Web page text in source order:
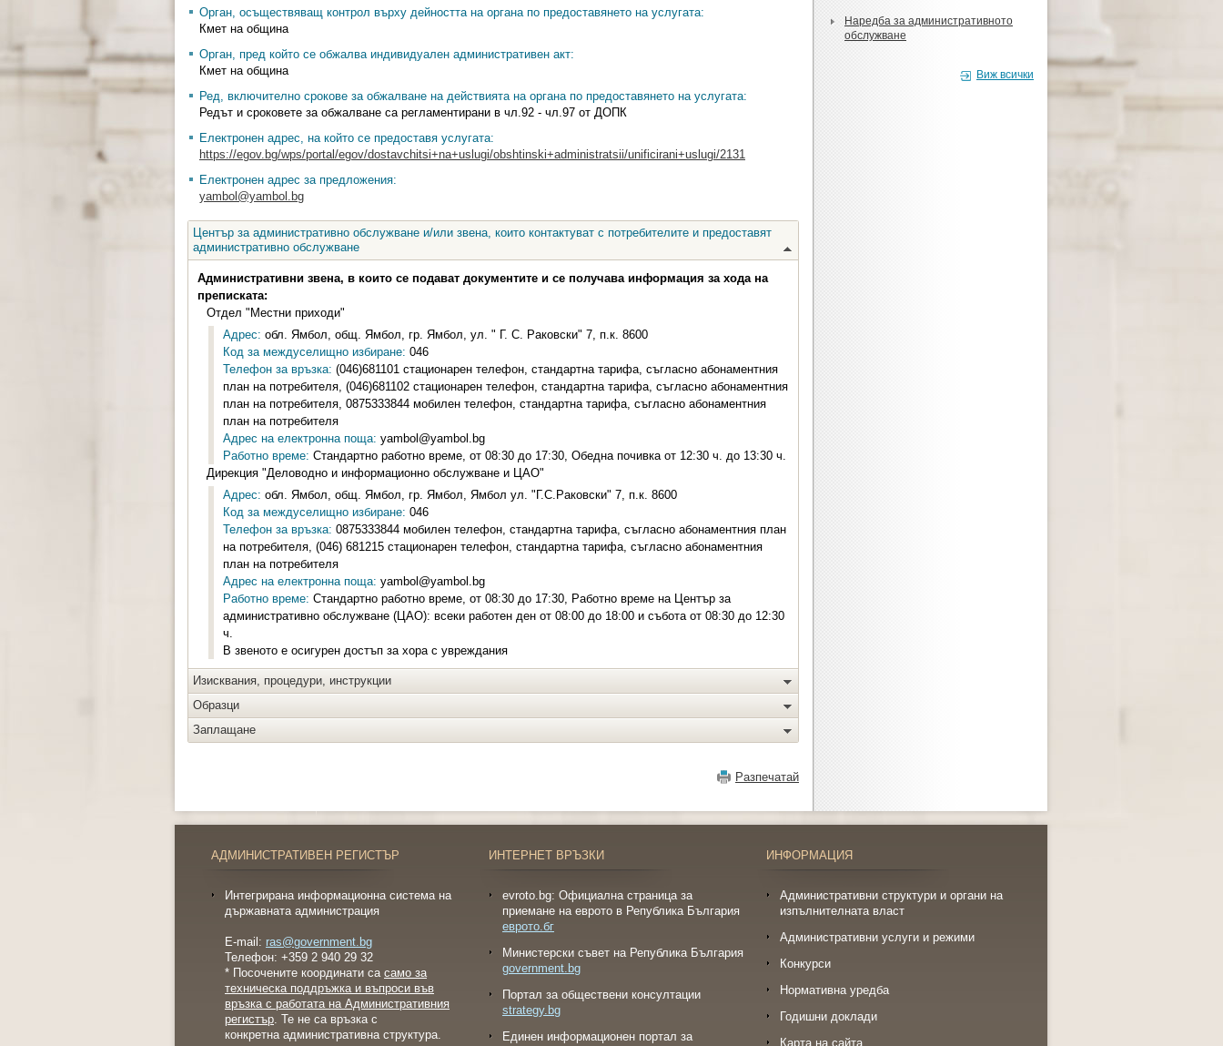
Орган, осъществяващ контрол върху дейността на органа по предоставянето на услугата:
Кмет на община
Орган, пред който се обжалва индивидуален административен акт:
Кмет на община
Ред, включително срокове за обжалване на действията на органа по предоставянето на услугата:
Редът и сроковете за обжалване са регламентирани в чл.92 - чл.97 от ДОПК
Електронен адрес, на който се предоставя услугата:
https://egov.bg/wps/portal/egov/dostavchitsi+na+uslugi/obshtinski+administratsii/unificirani+uslugi/2131
Електронен адрес за предложения:
yambol@yambol.bg
Център за административно обслужване и/или звена, които контактуват с потребителите и предоставят
административно обслужване
Административни звена, в които се подават документите и се получава информация за хода на
преписката:
Отдел "Местни приходи"
Адрес: обл. Ямбол, общ. Ямбол, гр. Ямбол, ул. " Г. С. Раковски" 7, п.к. 8600
Код за междуселищно избиране: 046
Телефон за връзка: (046)681101 стационарен телефон, стандартна тарифа, съгласно абонаментния
план на потребителя, (046)681102 стационарен телефон, стандартна тарифа, съгласно абонаментния
план на потребителя, 0875333844 мобилен телефон, стандартна тарифа, съгласно абонаментния
план на потребителя
Адрес на електронна поща: yambol@yambol.bg
Работно време: Стандартно работно време, от 08:30 до 17:30, Обедна почивка от 12:30 ч. до 13:30 ч.
Дирекция "Деловодно и информационно обслужване и ЦАО"
Адрес: обл. Ямбол, общ. Ямбол, гр. Ямбол, Ямбол ул. "Г.С.Раковски" 7, п.к. 8600
Код за междуселищно избиране: 046
Телефон за връзка: 0875333844 мобилен телефон, стандартна тарифа, съгласно абонаментния план
на потребителя, (046) 681215 стационарен телефон, стандартна тарифа, съгласно абонаментния
план на потребителя
Адрес на електронна поща: yambol@yambol.bg
Работно време: Стандартно работно време, от 08:30 до 17:30, Работно време на Център за
административно обслужване (ЦАО): всеки работен ден от 08:00 до 18:00 и събота от 08:30 до 12:30
ч.
В звеното е осигурен достъп за хора с увреждания
Изисквания, процедури, инструкции
Образци
Заплащане
Разпечатай
Наредба за административното
обслужване
Виж всички
АДМИНИСТРАТИВЕН РЕГИСТЪР
Интегрирана информационна система на
държавната администрация
E-mail: ras@government.bg
Телефон: +359 2 940 29 32
* Посочените координати са само за
техническа поддръжка и въпроси във
връзка с работата на Административния
регистър. Те не са връзка с
конкретна административна структура.
ИНТЕРНЕТ ВРЪЗКИ
evroto.bg: Официална страница за
приемане на еврото в Република България
еврото.бг
Министерски съвет на Република България
government.bg
Портал за обществени консултации
strategy.bg
Eдинен информационен портал за
ИНФОРМАЦИЯ
Административни структури и органи на
изпълнителната власт
Административни услуги и режими
Конкурси
Нормативна уредба
Годишни доклади
Карта на сайта